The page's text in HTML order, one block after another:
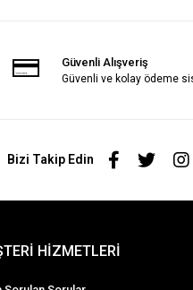
Güvenli Alışveriş
Güvenli ve kolay ödeme
Bizi Takip Edin
HİZMETLERİ